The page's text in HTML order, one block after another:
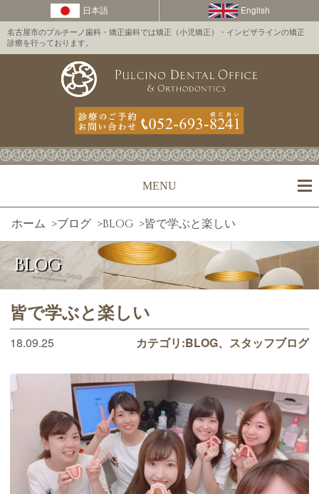
名古屋市のプルチーノ歯科・矯正歯科では矯正（小児矯正）・インビザラインの矯正
診療を行っております。
MENU
ホーム >ブログ >BLOG >皆で学ぶと楽しい
BLOG
皆で学ぶと楽しい
18.09.25 カテゴリ:BLOG スタッフブログ